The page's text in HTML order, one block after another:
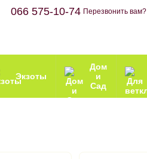
066 575-10-74 Перезвонить вам?
Экзоты
Дом
и
Сад